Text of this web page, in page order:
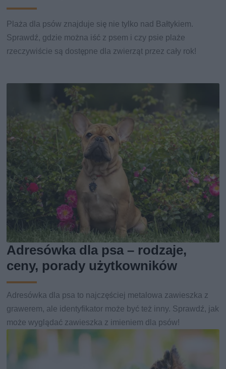
Plaża dla psów znajduje się nie tylko nad Bałtykiem.
Sprawdź, gdzie można iść z psem i czy psie plaże
rzeczywiście są dostępne dla zwierząt przez cały rok!
Adresówka dla psa – rodzaje,
ceny, porady użytkowników
Adresówka dla psa to najczęściej metalowa zawieszka z
grawerem, ale identyfikator może być też inny. Sprawdź, jak
może wyglądać zawieszka z imieniem dla psów!